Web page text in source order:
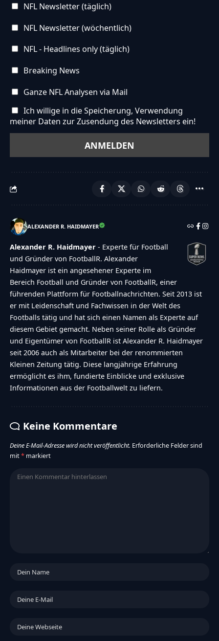
NFL Newsletter (täglich)
NFL Newsletter (wöchentlich)
NFL - Headlines only (täglich)
Breaking News
Ganze NFL Analysen via Mail
Ich willige in die Speicherung, Verwendung
meiner Daten zur Zusendung des Newsletters ein!
ALEXANDER R. HAIDMAYER
Alexander R. Haidmayer - Experte für Football
und Gründer von FootballR. Alexander
Haidmayer ist ein angesehener Experte im
Bereich Football und Gründer von FootballR, einer
führenden Plattform für Footballnachrichten. Seit 2013 ist
er mit Leidenschaft und Fachwissen in der Welt des
Footballs tätig und hat sich einen Namen als Experte auf
diesem Gebiet gemacht. Neben seiner Rolle als Gründer
und Eigentümer von FootballR ist Alexander R. Haidmayer
seit 2006 auch als Mitarbeiter bei der renommierten
Kleinen Zeitung tätig. Diese langjährige Erfahrung
ermöglicht es ihm, fundierte Einblicke und exklusive
Informationen aus der Footballwelt zu liefern.
Keine Kommentare
Deine E-Mail-Adresse wird nicht veröffentlicht. Erforderliche Felder sind
mit* markiert